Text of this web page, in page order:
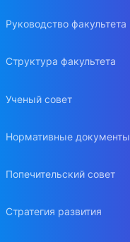
Руководство факультета
Структура факультета
Ученый совет
Нормативные документы
Попечительский совет
Стратегия развития